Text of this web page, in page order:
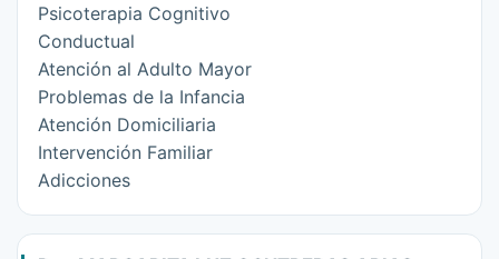
Psicoterapia Cognitivo
Conductual
Atención al Adulto Mayor
Problemas de la Infancia
Atención Domiciliaria
Intervención Familiar
Adicciones